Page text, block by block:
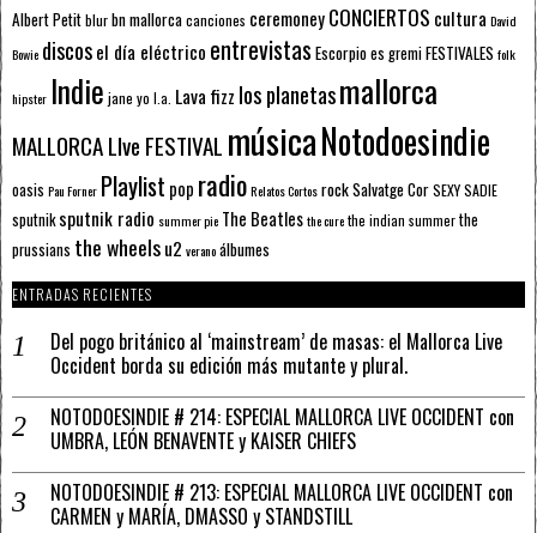
Albert Petitblurbn mallorcacanciones ceremoneyCONCIERTOS cultura David
Bowie discosel día eléctrico entrevistas Escorpioes gremiFESTIVALES folk
hipster Indie jane yo l.a. Lava fizz los planetasmallorca
MALLORCA LIve FESTIVAL músicaNotodoesindie
oasis Pau Forner Playlist pop radioRelatos CortosrockSalvatge CorSEXY SADIE
sputnik sputnik radio summer pie The Beatlesthe curethe indian summerthe
prussians the wheelsu2 veranoálbumes
ENTRADAS RECIENTES
Del pogo británico al ‘mainstream’ de masas: el Mallorca Live
Occident borda su edición más mutante y plural.
NOTODOESINDIE # 214: ESPECIAL MALLORCA LIVE OCCIDENT con
UMBRA, LEÓN BENAVENTE y KAISER CHIEFS
NOTODOESINDIE # 213: ESPECIAL MALLORCA LIVE OCCIDENT con
CARMEN y MARÍA, DMASSO y STANDSTILL